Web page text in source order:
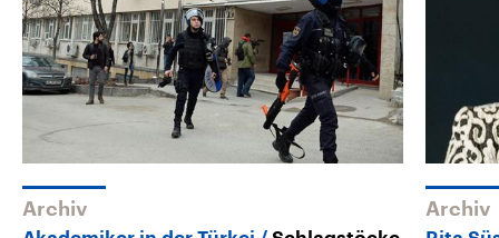
Archiv Archiv